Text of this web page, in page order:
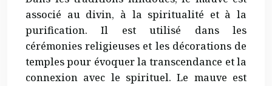
associé au divin, à la spiritualité et à la
purification. Il est utilisé dans les
cérémonies religieuses et les décorations de
temples pour évoquer la transcendance et la
connexion avec le spirituel. Le mauve est